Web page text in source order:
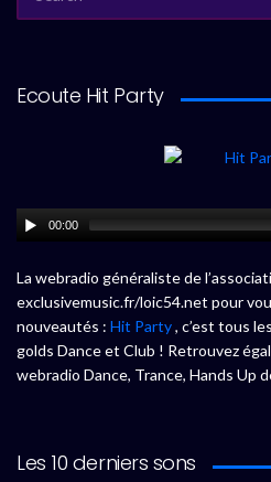
Ecoute Hit Party
00:00
La webradio généraliste de
exclusivemusic.fr/loic54.net pour
nouveautés : Hit Party, c’est tous
golds Dance et Club ! Retrouvez
webradio Dance, Trance, Hands Up
Les 10 derniers sons